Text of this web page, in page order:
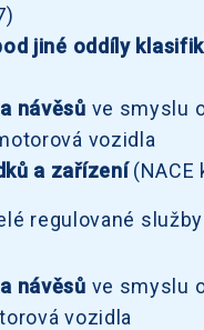
jiné oddíly
návěsů ve smyslu
vozidla
a zařízení(NACE
regulované
návěsů ve smyslu
vozidla